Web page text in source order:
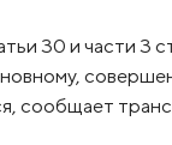
30 и части 3
сообщает